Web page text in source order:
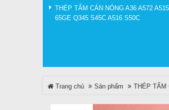
THÉP TẤM CÁN NÓNG A36 A572 A515
65GE Q345 S45C A516 S50C
Trang chủ Sản phẩm THÉP TẤM